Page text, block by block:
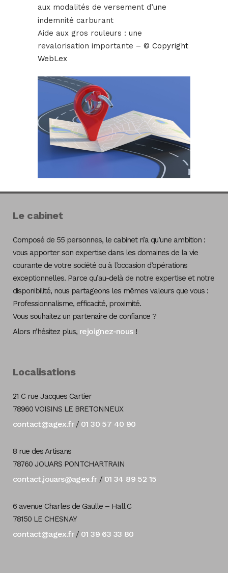
aux modalités de versement d’une
indemnité carburant
Aide aux gros rouleurs : une
revalorisation importante – © Copyright
WebLex
Le cabinet
Composé de 55 personnes, le cabinet n’a qu’une ambition :
vous apporter son expertise dans les domaines de la vie
courante de votre société ou à l’occasion d’opérations
exceptionnelles. Parce qu’au-delà de notre expertise et notre
disponibilité, nous partageons les mêmes valeurs que vous :
Professionnalisme, efficacité, proximité.
Vous souhaitez un partenaire de confiance ?
Alors n’hésitez plus, rejoignez-nous!
Localisations
21 C rue Jacques Cartier
78960 VOISINS LE BRETONNEUX
contact@agex.fr/ 01 30 57 40 90
8 rue des Artisans
78760 JOUARS PONTCHARTRAIN
contact.jouars@agex.fr/ 01 34 89 52 15
6 avenue Charles de Gaulle – Hall C
78150 LE CHESNAY
contact@agex.fr/ 01 39 63 33 80